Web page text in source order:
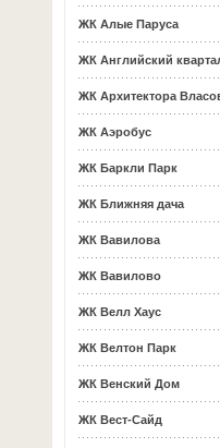
ЖК Алые Паруса
ЖК Английский
ЖК Архитектора
ЖК Аэробус
ЖК Баркли Парк
ЖК Ближняя дача
ЖК Вавилова
ЖК Вавилово
ЖК Велл Хаус
ЖК Велтон Парк
ЖК Венский Дом
ЖК Вест-Сайд